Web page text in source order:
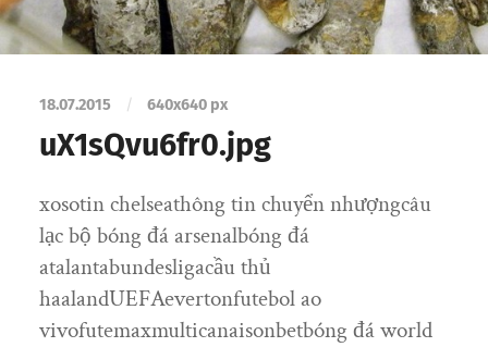
18.07.2015 / 640x640 px
uX1sQvu6fr0.jpg
xosotin chelseathông tin chuyển nhượngcâu
lạc bộ bóng đá arsenalbóng đá
atalantabundesligacầu thủ
haalandUEFAevertonfutebol ao
vivofutemaxmulticanaisonbetbóng đá world